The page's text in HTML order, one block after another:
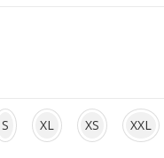
S XL XS XXL